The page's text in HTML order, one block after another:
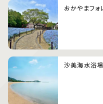
おかやまフォ
沙美海水浴場